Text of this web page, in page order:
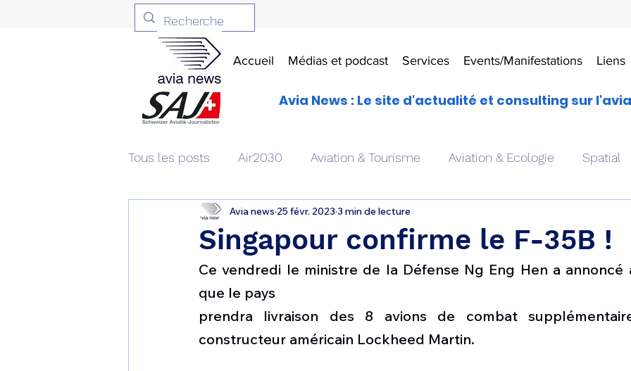
Accueil Médias et podcast Services Events/Manifestations Liens
Avia News : Le site d'actualité et consulting sur
Tous les posts Air2030 Aviation & Tourisme Aviation & Ecologie Spatial
Aviation & Défense Livres Drones aériens
Patrimoine aéronautique Avionique & pilotage Avion expérimental
1 er avril Motorisation Défense sol-air DSA Amphibie Drones
Singapour confirme le F-35B !
Avia news 25 févr. 20233 min de lecture
Ce vendredi le ministre de la Défense Ng Eng Hen a annoncé
que le pays
prendra livraison des 8 avions de combat
constructeur américain Lockheed Martin.